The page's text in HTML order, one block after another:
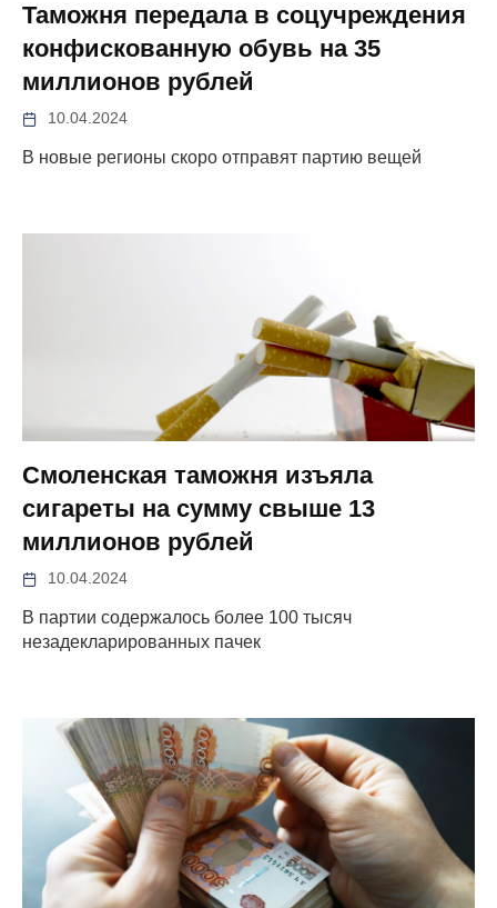
Таможня передала в соцучреждения
конфискованную обувь на 35
миллионов рублей
10.04.2024
В новые регионы скоро отправят партию вещей
Смоленская таможня изъяла
сигареты на сумму свыше 13
миллионов рублей
10.04.2024
В партии содержалось более 100 тысяч
незадекларированных пачек